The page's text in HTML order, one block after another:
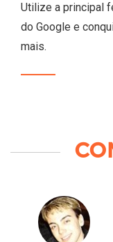
Utilize a principal
do Google e
mais.